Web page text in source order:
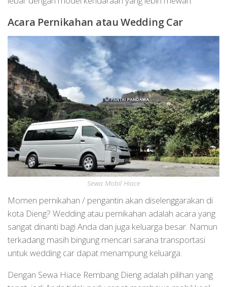
Acara Pernikahan atau Wedding Car
Sewa Mobil Hiace
Momen pernikahan / pengantin akan diselenggarakan di
kota Dieng? Wedding atau pernikahan adalah acara yang
sangat dinanti bagi Anda dan juga keluarga besar. Namun
terkadang masih bingung mencari sarana transportasi
untuk wedding car dapat menampung keluarga.
Dengan Sewa Hiace Rembang Dieng adalah pilihan yang